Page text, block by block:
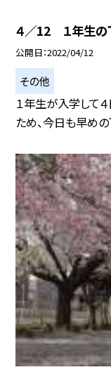
４／12 １年生の
公開日 2022/04/12
その他
１年生が入学して
ため、今日も早め